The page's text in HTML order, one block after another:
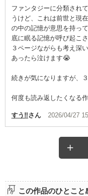
ファンタジーに分類され
うけど、これは前世と現
の中の記憶が意思を持っ
底に眠る記憶が呼び起こ
３ページながらも考え深
あったら泣けます😭
続きが気になりますが、
何度も読み返したくなる
すう‼︎さん 2026/04/27
この作品のひとこと